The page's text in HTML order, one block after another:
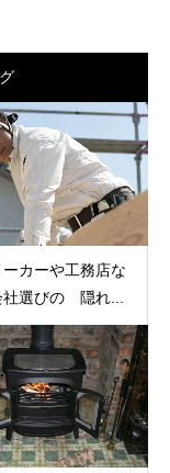
カーや工務店な
社選びの 隠れ...